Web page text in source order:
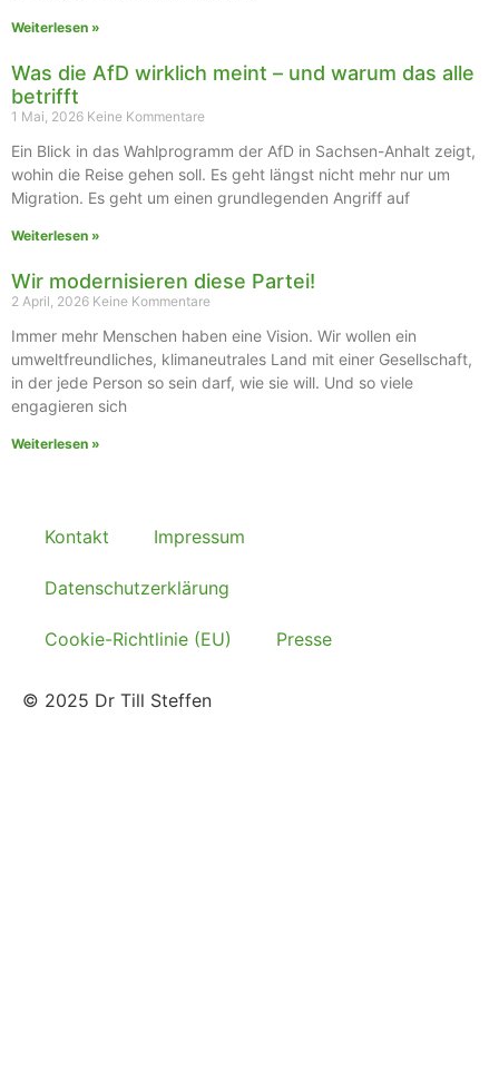
Weiterlesen »
Was die AfD wirklich meint – und warum das alle
betrifft
1 Mai, 2026 Keine Kommentare
Ein Blick in das Wahlprogramm der AfD in Sachsen-Anhalt zeigt,
wohin die Reise gehen soll. Es geht längst nicht mehr nur um
Migration. Es geht um einen grundlegenden Angriff auf
Weiterlesen »
Wir modernisieren diese Partei!
2 April, 2026 Keine Kommentare
Immer mehr Menschen haben eine Vision. Wir wollen ein
umweltfreundliches, klimaneutrales Land mit einer Gesellschaft,
in der jede Person so sein darf, wie sie will. Und so viele
engagieren sich
Weiterlesen »
Kontakt Impressum
Datenschutzerklärung
Cookie-Richtlinie (EU) Presse
© 2025 Dr Till Steffen